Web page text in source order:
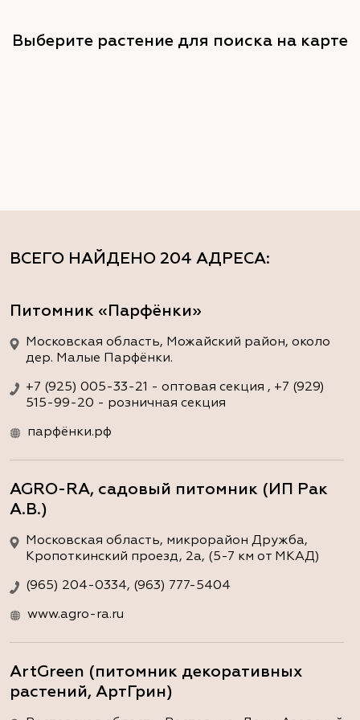
ВСЕГО НАЙДЕНО 204 АДРЕСА:
Питомник «Парфёнки»
Московская область, Можайский район, около
дер. Малые Парфёнки.
+7 (925) 005-33-21 - оптовая секция , +7 (929)
515-99-20 - розничная секция
парфёнки.рф
AGRO-RA, садовый питомник (ИП Рак
А.В.)
Московская область, микрорайон Дружба,
Кропоткинский проезд, 2а, (5-7 км от МКАД)
(965) 204-0334, (963) 777-5404
www.agro-ra.ru
ArtGreen (питомник декоративных
растений, АртГрин)
Выберите растение для поиска на карте